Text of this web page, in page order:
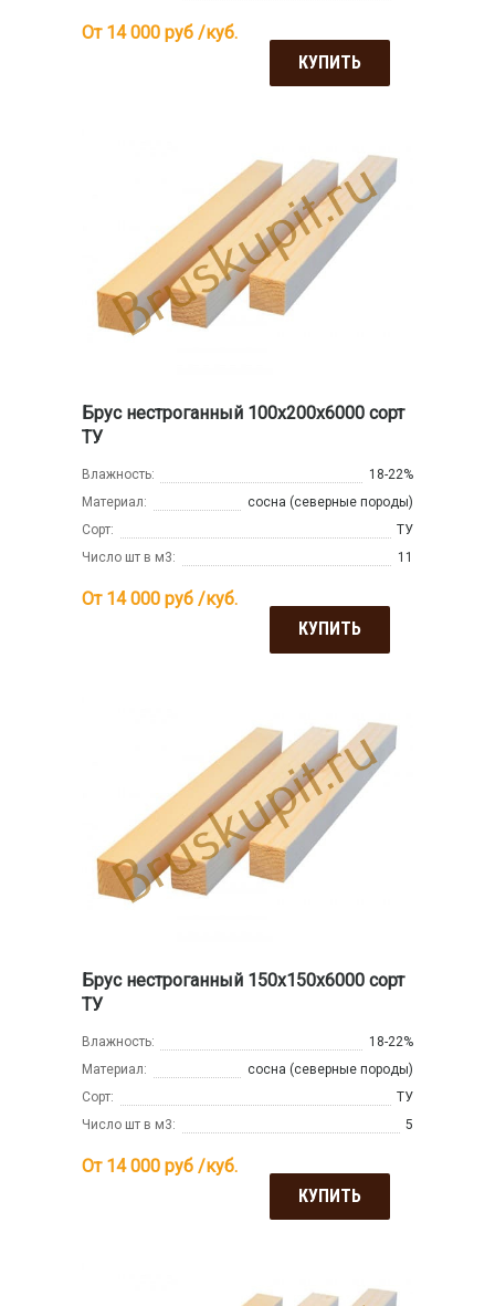
От 14 000 руб /куб.
КУПИТЬ
Брус нестроганный 100x200x6000 сорт
ТУ
Влажность:
18-22%
Материал:
сосна (северные породы)
Сорт:
ТУ
Число шт в м3:
11
От 14 000 руб /куб.
КУПИТЬ
Брус нестроганный 150x150x6000 сорт
ТУ
Влажность:
18-22%
Материал:
сосна (северные породы)
Сорт:
ТУ
Число шт в м3:
5
От 14 000 руб /куб.
КУПИТЬ